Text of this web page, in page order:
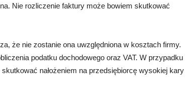
Nie rozliczenie faktury może bowiem skutkować
że nie zostanie ona uwzględniona w kosztach firmy.
podatku dochodowego oraz VAT. W przypadku
nałożeniem na przedsiębiorcę wysokiej kary